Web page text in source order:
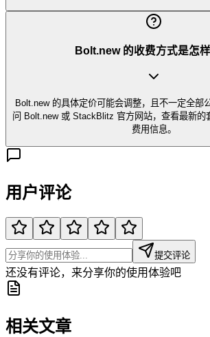
Bolt.new 的收费方式是怎样
Bolt.new 的具体定价可能会调整，且不一定全部
问 Bolt.new 或 StackBlitz 官方网站，查看最新的
费用信息。
用户评论
提交评论
还没有评论，来分享你的使用体验吧
相关文章